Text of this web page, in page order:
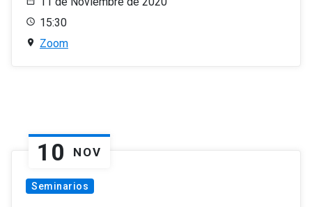
15:30
Zoom
10 NOV
Seminarios